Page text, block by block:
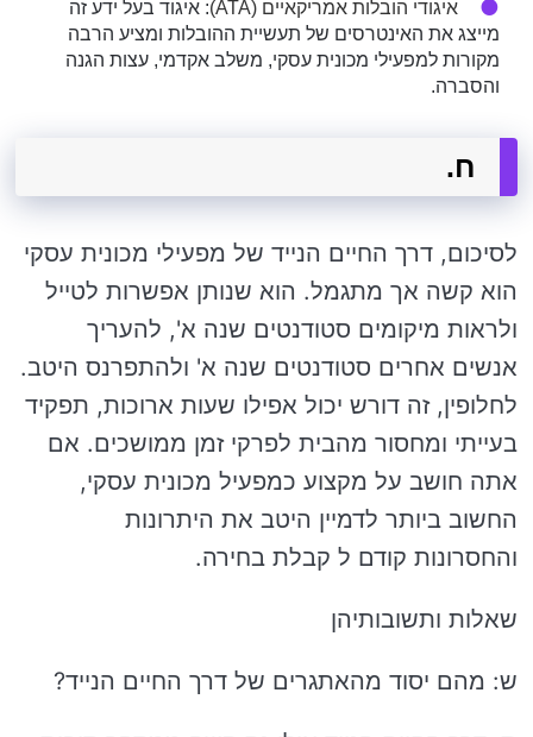
איגודי הובלות אמריקאיים (ATA)
: איגוד בעל ידע זה
מייצג את האינטרסים של תעשיית ההובלות ומציע הרבה
מקורות למפעילי מכונית עסקי, משלב אקדמי, עצות הגנה
והסברה.
ח.
לסיכום, דרך החיים הנייד של מפעילי מכונית עסקי
הוא קשה אך מתגמל. הוא שנותן אפשרות לטייל
ולראות מיקומים סטודנטים שנה א', להעריך
אנשים אחרים סטודנטים שנה א' ולהתפרנס היטב.
לחלופין, זה דורש יכול אפילו שעות ארוכות, תפקיד
בעייתי ומחסור מהבית לפרקי זמן ממושכים. אם
אתה חושב על מקצוע כמפעיל מכונית עסקי,
החשוב ביותר לדמיין היטב את היתרונות
והחסרונות קודם ל קבלת בחירה.
שאלות ותשובותיהן
ש: מהם יסוד מהאתגרים של דרך החיים הנייד?